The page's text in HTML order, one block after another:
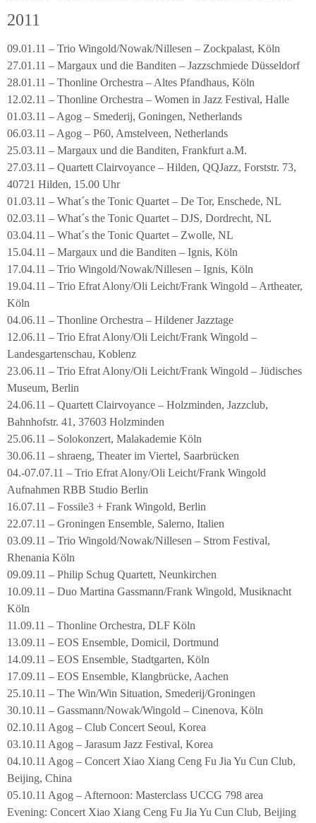
2011
09.01.11 – Trio Wingold/Nowak/Nillesen – Zockpalast, Köln
27.01.11 – Margaux und die Banditen – Jazzschmiede Düsseldorf
28.01.11 – Thonline Orchestra – Altes Pfandhaus, Köln
12.02.11 – Thonline Orchestra – Women in Jazz Festival, Halle
01.03.11 – Agog – Smederij, Goningen, Netherlands
06.03.11 – Agog – P60, Amstelveen, Netherlands
25.03.11 – Margaux und die Banditen, Frankfurt a.M.
27.03.11 – Quartett Clairvoyance – Hilden, QQJazz, Forststr. 73,
40721 Hilden, 15.00 Uhr
01.03.11 – What´s the Tonic Quartet – De Tor, Enschede, NL
02.03.11 – What´s the Tonic Quartet – DJS, Dordrecht, NL
03.04.11 – What´s the Tonic Quartet – Zwolle, NL
15.04.11 – Margaux und die Banditen – Ignis, Köln
17.04.11 – Trio Wingold/Nowak/Nillesen – Ignis, Köln
19.04.11 – Trio Efrat Alony/Oli Leicht/Frank Wingold – Artheater,
Köln
04.06.11 – Thonline Orchestra – Hildener Jazztage
12.06.11 – Trio Efrat Alony/Oli Leicht/Frank Wingold –
Landesgartenschau, Koblenz
23.06.11 – Trio Efrat Alony/Oli Leicht/Frank Wingold – Jüdisches
Museum, Berlin
24.06.11 – Quartett Clairvoyance – Holzminden, Jazzclub,
Bahnhofstr. 41, 37603 Holzminden
25.06.11 – Solokonzert, Malakademie Köln
30.06.11 – shraeng, Theater im Viertel, Saarbrücken
04.-07.07.11 – Trio Efrat Alony/Oli Leicht/Frank Wingold
Aufnahmen RBB Studio Berlin
16.07.11 – Fossile3 + Frank Wingold, Berlin
22.07.11 – Groningen Ensemble, Salerno, Italien
03.09.11 – Trio Wingold/Nowak/Nillesen – Strom Festival,
Rhenania Köln
09.09.11 – Philip Schug Quartett, Neunkirchen
10.09.11 – Duo Martina Gassmann/Frank Wingold, Musiknacht
Köln
11.09.11 – Thonline Orchestra, DLF Köln
13.09.11 – EOS Ensemble, Domicil, Dortmund
14.09.11 – EOS Ensemble, Stadtgarten, Köln
17.09.11 – EOS Ensemble, Klangbrücke, Aachen
25.10.11 – The Win/Win Situation, Smederij/Groningen
30.10.11 – Gassmann/Nowak/Wingold – Cinenova, Köln
02.10.11 Agog – Club Concert Seoul, Korea
03.10.11 Agog – Jarasum Jazz Festival, Korea
04.10.11 Agog – Concert Xiao Xiang Ceng Fu Jia Yu Cun Club,
Beijing, China
05.10.11 Agog – Afternoon: Masterclass UCCG 798 area
Evening: Concert Xiao Xiang Ceng Fu Jia Yu Cun Club, Beijing